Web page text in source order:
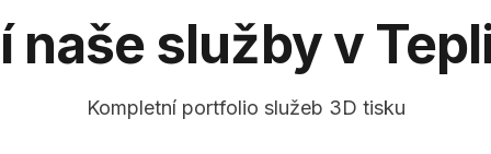
naše služby v
Kompletní portfolio služeb 3D tisku